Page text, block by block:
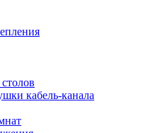
кабель-канала